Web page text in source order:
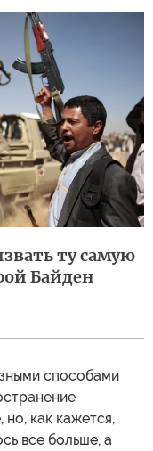
ту самую
Байден
способами
как кажется,
все больше, а